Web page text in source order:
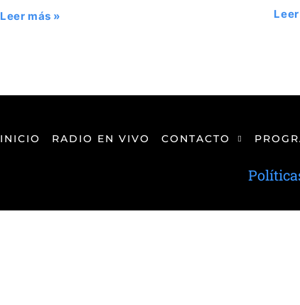
Leer más »
INICIO RADIO EN VIVO CONTACTO